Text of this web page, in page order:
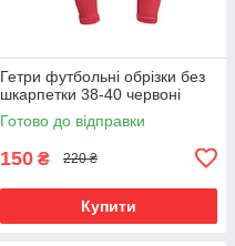
Гетри футбольні обрізки без
шкарпетки 38-40 червоні
Готово до відправки
150 ₴ 220 ₴
Купити